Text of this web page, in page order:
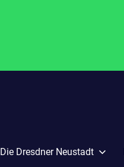
Die Dresdner Neustadt